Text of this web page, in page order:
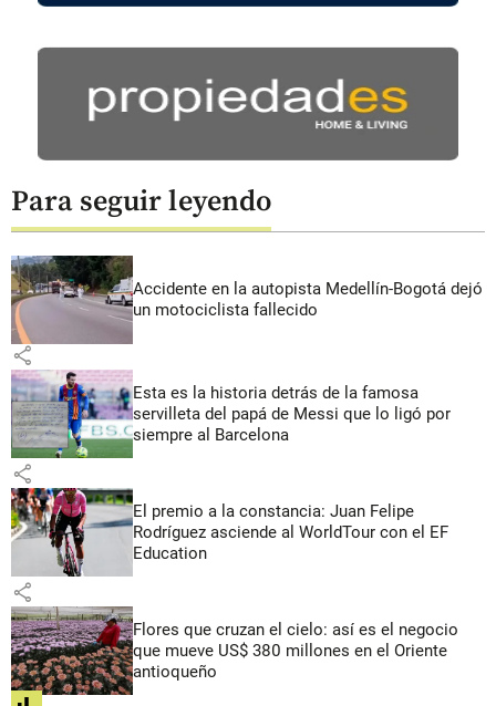
Para seguir leyendo
Accidente en la autopista Medellín-Bogotá dejó
un motociclista fallecido
share
Esta es la historia detrás de la famosa
servilleta del papá de Messi que lo ligó por
siempre al Barcelona
share
El premio a la constancia: Juan Felipe
Rodríguez asciende al WorldTour con el EF
Education
share
Flores que cruzan el cielo: así es el negocio
que mueve US$ 380 millones en el Oriente
antioqueño